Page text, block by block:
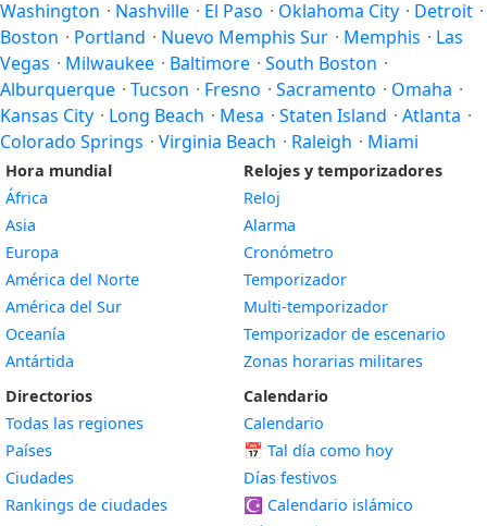
Washington · Nashville · El Paso · Oklahoma City · Detroit ·
Boston · Portland · Nuevo Memphis Sur · Memphis · Las
Vegas · Milwaukee · Baltimore · South Boston ·
Alburquerque · Tucson · Fresno · Sacramento · Omaha ·
Kansas City · Long Beach · Mesa · Staten Island · Atlanta ·
Colorado Springs · Virginia Beach · Raleigh · Miami
Hora mundial
África
Asia
Europa
América del Norte
América del Sur
Oceanía
Antártida
Directorios
Todas las regiones
Países
Ciudades
Rankings de ciudades
Relojes y temporizadores
Reloj
Alarma
Cronómetro
Temporizador
Multi-temporizador
Temporizador de escenario
Zonas horarias militares
Calendario
Calendario
📅 Tal día como hoy
Días festivos
☪️ Calendario islámico